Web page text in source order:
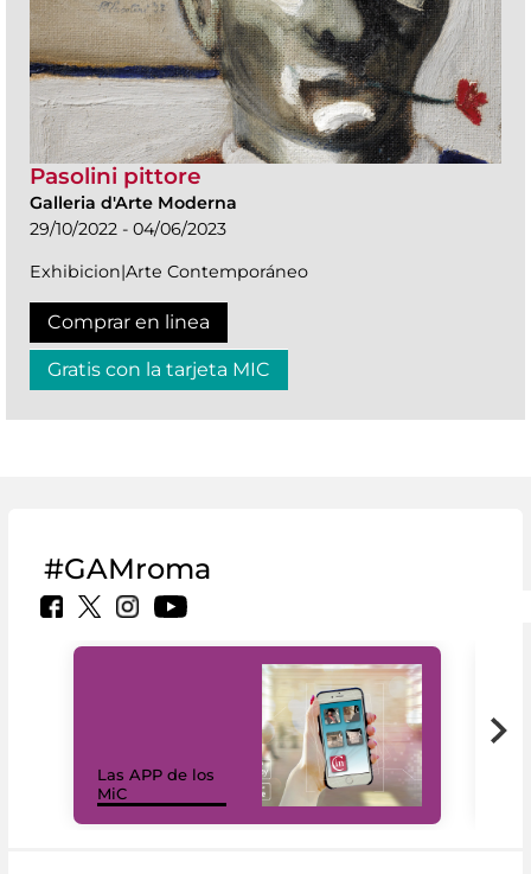
Pasolini pittore
Galleria d'Arte Moderna
29/10/2022 - 04/06/2023
Exhibicion|Arte Contemporáneo
Comprar en linea
Gratis con la tarjeta MIC
#GAMroma
Las APP de los
MiC